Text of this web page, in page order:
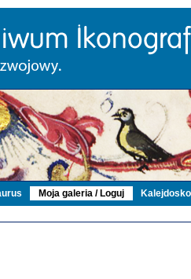
Moja galeria / Loguj